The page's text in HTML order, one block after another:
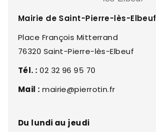
Mairie de Saint-Pierre-lès-Elbeuf
Place François Mitterrand
76320 Saint-Pierre-lès-Elbeuf
Tél. : 02 32 96 95 70
Mail : mairie@pierrotin.fr
Du lundi au jeudi